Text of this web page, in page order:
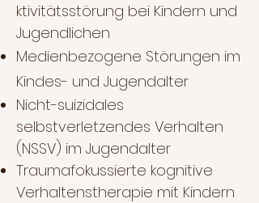
ktivitätsstörung bei Kindern und
Jugendlichen
Medienbezogene Störungen im
Kindes- und Jugendalter
Nicht-suizidales
selbstverletzendes Verhalten
(NSSV) im Jugendalter
Traumafokussierte kognitive
Verhaltenstherapie mit Kindern